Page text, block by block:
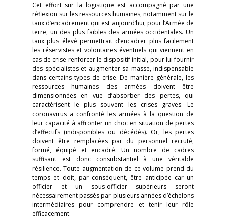
Cet effort sur la logistique est accompagné par une
réflexion sur les ressources humaines, notamment sur le
taux d’encadrement qui est aujourd’hui, pour l’Armée de
terre, un des plus faibles des armées occidentales. Un
taux plus élevé permettrait d’encadrer plus facilement
les réservistes et volontaires éventuels qui viennent en
cas de crise renforcer le dispositif initial, pour lui fournir
des spécialistes et augmenter sa masse, indispensable
dans certains types de crise. De manière générale, les
ressources humaines des armées doivent être
dimensionnées en vue d’absorber des pertes, qui
caractérisent le plus souvent les crises graves. Le
coronavirus a confronté les armées à la question de
leur capacité à affronter un choc en situation de pertes
d’effectifs (indisponibles ou décédés). Or, les pertes
doivent être remplacées par du personnel recruté,
formé, équipé et encadré. Un nombre de cadres
suffisant est donc consubstantiel à une véritable
résilience. Toute augmentation de ce volume prend du
temps et doit, par conséquent, être anticipée car un
officier et un sous-officier supérieurs seront
nécessairement passés par plusieurs années d’échelons
intermédiaires pour comprendre et tenir leur rôle
efficacement.